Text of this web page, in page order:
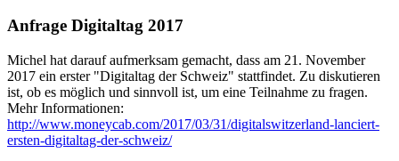
Anfrage Digitaltag 2017
Michel hat darauf aufmerksam gemacht, dass am 21. November
2017 ein erster "Digitaltag der Schweiz" stattfindet. Zu diskutieren
ist, ob es möglich und sinnvoll ist, um eine Teilnahme zu fragen.
Mehr Informationen:
http://www.moneycab.com/2017/03/31/digitalswitzerland-lanciert-
ersten-digitaltag-der-schweiz/